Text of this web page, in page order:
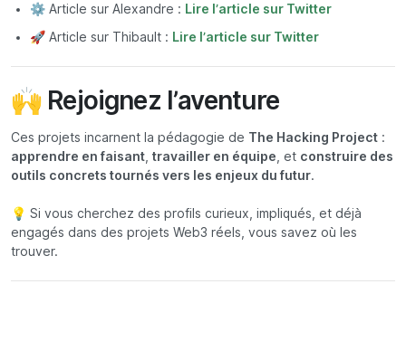
⚙️ Article sur Alexandre : Lire l’article sur Twitter
🚀 Article sur Thibault : Lire l’article sur Twitter
🙌 Rejoignez l’aventure
Ces projets incarnent la pédagogie de The Hacking Project :
apprendre en faisant, travailler en équipe, et construire des
outils concrets tournés vers les enjeux du futur.
💡 Si vous cherchez des profils curieux, impliqués, et déjà
engagés dans des projets Web3 réels, vous savez où les
trouver.